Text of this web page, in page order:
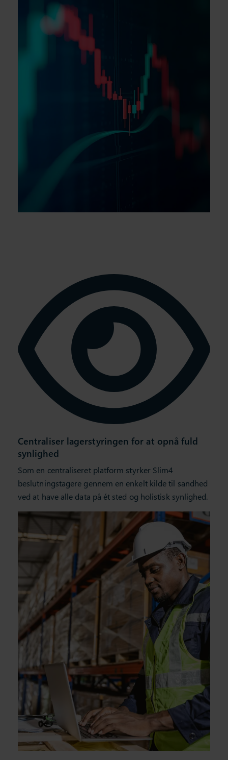
Centraliser lagerstyringen for at opnå fuld
synlighed
Som en centraliseret platform styrker Slim4
beslutningstagere gennem en enkelt kilde til sandhed
ved at have alle data på ét sted og holistisk synlighed.